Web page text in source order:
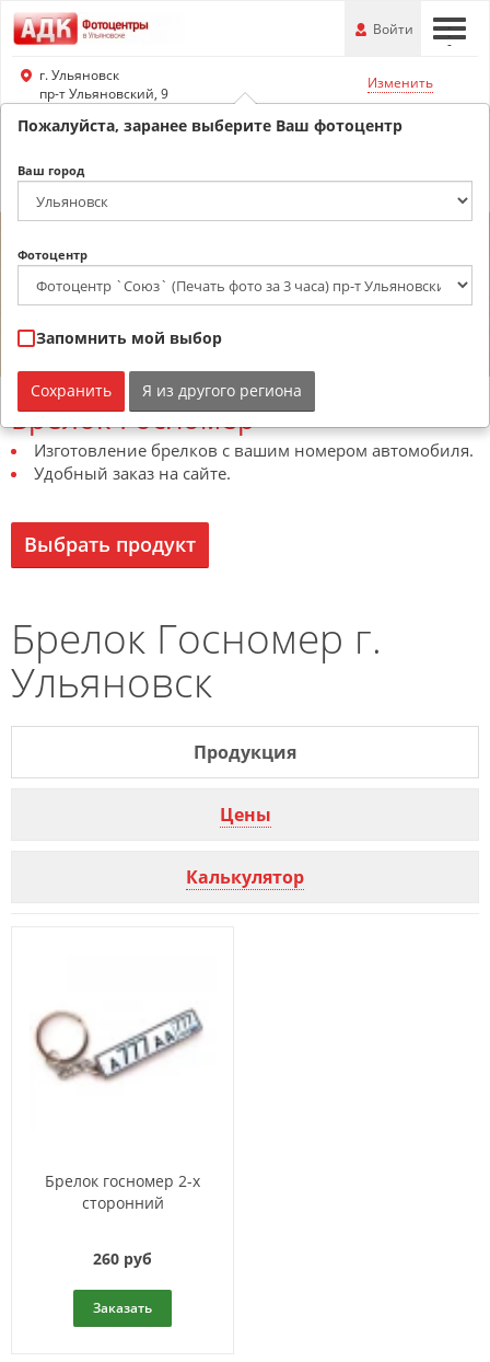
Перейти
к
основной
информации
---
Войти
г. Ульяновск
пр-т Ульяновский, 9
Изменить
Обратный звонок
Брелок Госномер
Изготовление брелков с вашим номером автомобиля.
Удобный заказ на сайте.
Выбрать продукт
Брелок Госномер г.
Ульяновск
Продукция
Цены
Калькулятор
Брелок госномер 2-х
сторонний
260 руб
Заказать
Пожалуйста, заранее выберите Ваш фотоцентр
Ваш город
Фотоцентр
Запомнить мой выбор
Сохранить Я из другого региона